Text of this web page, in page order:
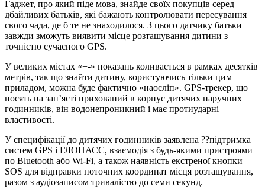
Гаджет, про який піде мова, знайде своїх покупців серед
дбайливих батьків, які бажають контролювати пересування
свого чада, де б те не знаходилося. З цього датчику батьки
завжди зможуть виявити місце розташування дитини з
точністю сучасного GPS.
У великих містах «+-» показань коливається в рамках десятків
метрів, так що знайти дитину, користуючись тільки цим
приладом, можна буде фактично «наосліп». GPS-трекер, що
носять на зап’ясті прихований в корпус дитячих наручних
годинників, він водонепроникний і має протиударні
властивості.
У специфікації до дитячих годинників заявлена ??підтримка
систем GPS і ГЛОНАСС, взаємодія з будь-якими пристроями
по Bluetooth або Wi-Fi, а також наявність екстреної кнопки
SOS для відправки поточних координат місця розташування,
разом з аудіозаписом тривалістю до семи секунд.